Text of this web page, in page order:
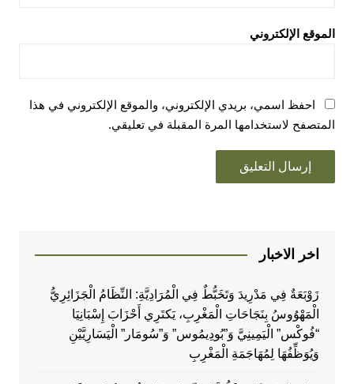
الموقع الإلكتروني
احفظ اسمي، بريدي الإلكتروني، والموقع الإلكتروني في هذا
المتصفح لاستخدامها المرة المقبلة في تعليقي.
اخر الاخبار
زَوْبَعَةٌ فِي مَدْرِيدَ وَتَخَبُّطٌ فِي الْمُرَادِيَّةِ: النِّظَامُ الْجَزَائِرِيُّ
الْمَهْوُوسُ بِنَجَاحَاتِ الْمَغْرِبِ، يَكتَرِي أَحْزَابَ إِسْبَانِيَا
“فُوكْس” الْيَمِينِيَّ وَ”بُودِيمُوس” وَ”سُومَار” الْيَسَارِيَّيْنِ
وَيُوَظِّفُهَا لِمُهَاجَمَةِ الْمَغْرِبِ